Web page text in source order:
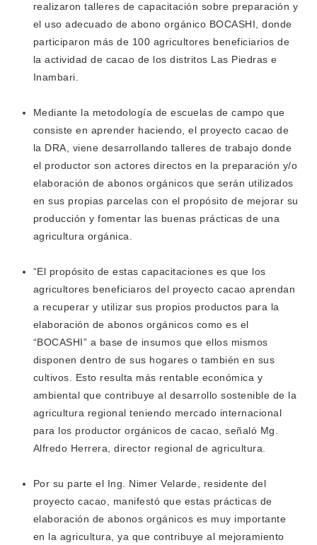
realizaron talleres de capacitación sobre preparación y
el uso adecuado de abono orgánico BOCASHI, donde
participaron más de 100 agricultores beneficiarios de
la actividad de cacao de los distritos Las Piedras e
Inambari.
Mediante la metodología de escuelas de campo que
consiste en aprender haciendo, el proyecto cacao de
la DRA, viene desarrollando talleres de trabajo donde
el productor son actores directos en la preparación y/o
elaboración de abonos orgánicos que serán utilizados
en sus propias parcelas con el propósito de mejorar su
producción y fomentar las buenas prácticas de una
agricultura orgánica.
“El propósito de estas capacitaciones es que los
agricultores beneficiaros del proyecto cacao aprendan
a recuperar y utilizar sus propios productos para la
elaboración de abonos orgánicos como es el
“BOCASHI” a base de insumos que ellos mismos
disponen dentro de sus hogares o también en sus
cultivos. Esto resulta más rentable económica y
ambiental que contribuye al desarrollo sostenible de la
agricultura regional teniendo mercado internacional
para los productor orgánicos de cacao, señaló Mg.
Alfredo Herrera, director regional de agricultura.
Por su parte el Ing. Nimer Velarde, residente del
proyecto cacao, manifestó que estas prácticas de
elaboración de abonos orgánicos es muy importante
en la agricultura, ya que contribuye al mejoramiento